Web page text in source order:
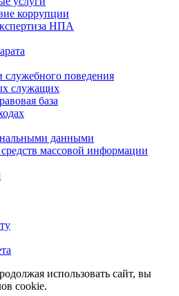
коррупции
НПА
служебного поведения
служащих
база
данными
массовой информации
использовать сайт, вы
cookie.